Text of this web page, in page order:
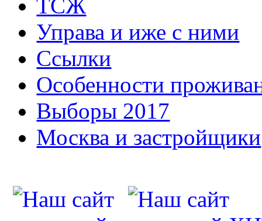
ТСЖ
Управа и иже с ними
Ссылки
Особенности
Выборы 2017
Москва и застройщики